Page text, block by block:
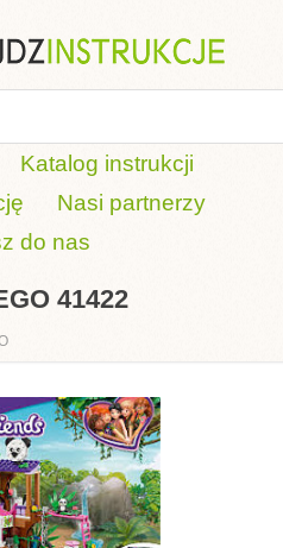
Katalog instrukcji
Nasi partnerzy
do nas
41422